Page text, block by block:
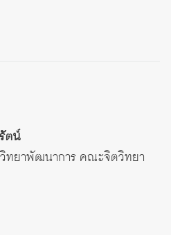
ตน์
วิทยาพัฒนาการ คณะจิตวิทยา